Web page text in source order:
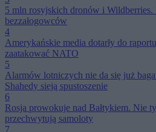
5 mln rosyjskich dronów i
bezzałogowców
4
Amerykańskie media dotarły do
zaatakować NATO
5
Alarmów lotniczych nie da się już
Shahedy sieją spustoszenie
6
Rosja prowokuje nad Bałtykiem. Nie
przechwytują samoloty
7